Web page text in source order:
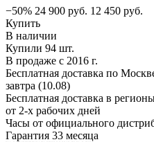
−50% 24 900 руб. 12 450 руб.
Купить
В наличии
Купили 94 шт.
В продаже с 2016 г.
Бесплатная доставка по
завтра (10.08)
Бесплатная доставка в
от 2-х рабочих дней
Часы от официального
Гарантия 33 месяца